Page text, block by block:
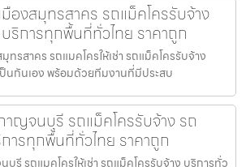
มืองสมุทรสาคร รถแม็คโครรับจ้าง
บริการทุกพื้นที่ทั่วไทย ราคาถูก
ทรสาคร รถแมคโครให้เช่า รถแม็คโครรับจ้าง
ป็นกันเอง พร้อมด้วยทีมงานที่มีประสบ
าญจนบุรี รถแม็คโครรับจ้าง รถ
การทุกพื้นที่ทั่วไทย ราคาถูก
รี รถแมคโครให้เช่า รถแม็คโครรับจ้าง บริการทั่ว